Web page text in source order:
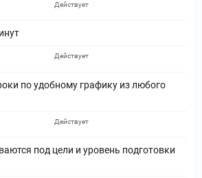
Действует
по удобному графику из любого
Действует
под цели и уровень подготовки
Действует